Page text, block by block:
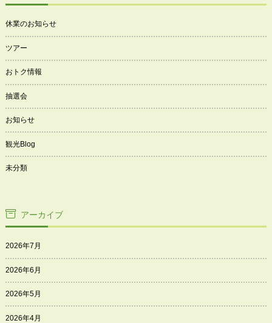
休業のお知らせ
ツアー
おトク情報
抽選会
お知らせ
観光Blog
未分類
アーカイブ
2026年7月
2026年6月
2026年5月
2026年4月